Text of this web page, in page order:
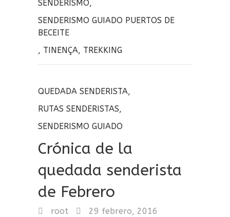
SENDERISMO,
SENDERISMO GUIADO PUERTOS DE
BECEITE
, TINENÇA, TREKKING
QUEDADA SENDERISTA,
RUTAS SENDERISTAS,
SENDERISMO GUIADO
Crónica de la
quedada senderista
de Febrero
root
29 febrero, 2016